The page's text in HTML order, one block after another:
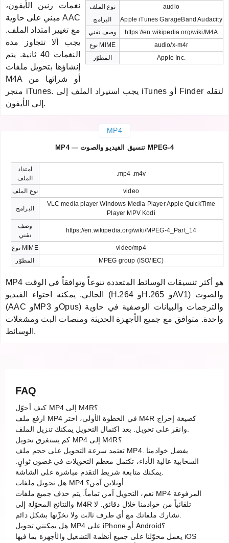
نوع الملف
audio
البرامج
Apple iTunes GarageBand Audacity
وصف تقني
https://en.wikipedia.org/wiki/M4A
نوع MIME
audio/x-m4r
المطوّر
Apple Inc.
نغمات رنين الأيفون،
مبني على حاوية AAC
مع تغيير امتداد الملف.
يجب ألا تتجاوز مدة
النغمات 40 ثانية. يتم
إنشاؤها بتحويل ملفات
M4A أو شرائها من
متجر iTunes. يجب استيراد الملف إلى iTunes أو Finder لنقله
إلى الأيفون.
MP4
MP4 — تنسيق الفيديو والصوت MPEG-4
امتداد
الملف
.mp4 .m4v
نوع الملف video
البرامج
VLC media player Windows Media Player Apple QuickTime
Player MPV Kodi
وصف
تقني
https://en.wikipedia.org/wiki/MPEG-4_Part_14
نوع MIME
video/mp4
المطوّر
MPEG group (ISO/IEC)
MP4 هو أكثر تنسيقات الوسائط المتعددة تنوعاً وتوافقاً في الوقت
الحالي. يمكنه احتواء الفيديو (H.264 وH.265 وAV1) والصوت
(AAC وMP3 وOpus) والترجمات والبيانات الوصفية في حاوية
واحدة. متوافق مع جميع الأجهزة الحديثة ومنصات البث ومشغلات
الوسائط.
FAQ
كيف أحوّل MP4 إلى M4R؟
ارفع ملف MP4 في الخطوة الأولى، اختر M4R كصيغة إخراج
كم يستغرق تحويل MP4 إلى M4R؟
تعتمد سرعة التحويل على حجم ملف MP4. بفضل خوادمنا
السحابية عالية الأداء، تكتمل معظم التحويلات في غضون ثوانٍ.
هل تحويل ملفات MP4 أونلاين آمن؟
نعم، التحويل آمن تماماً. يتم حذف جميع ملفات MP4 المرفوعة
والنتائج المحوّلة إلى M4R تلقائياً من خوادمنا خلال دقائق. لا
هل يمكنني تحويل MP4 على iPhone أو Android؟
يعمل محوّلنا على جميع أنظمة التشغيل والأجهزة بما فيها iOS